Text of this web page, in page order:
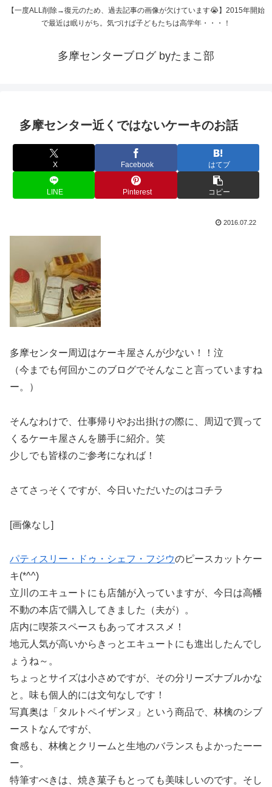
【一度ALL削除→復元のため、過去記事の画像が欠けています😭】2015年開始
で最近は眠りがち。気づけば子どもたちは高学年・・・！
多摩センターブログ byたまこ部
多摩センター近くではないケーキのお話
X Facebook はてブ
LINE Pinterest コピー
2016.07.22
多摩センター周辺はケーキ屋さんが少ない！！泣
（今までも何回かこのブログでそんなこと言っていますね
ー。）
そんなわけで、仕事帰りやお出掛けの際に、周辺で買って
くるケーキ屋さんを勝手に紹介。笑
少しでも皆様のご参考になれば！
さてさっそくですが、今日いただいたのはコチラ
[画像なし]
パティスリー・ドゥ・シェフ・フジウのピースカットケー
キ(*^^)
立川のエキュートにも店舗が入っていますが、今日は高幡
不動の本店で購入してきました（夫が）。
店内に喫茶スペースもあってオススメ！
地元人気が高いからきっとエキュートにも進出したんでし
ょうね～。
ちょっとサイズは小さめですが、その分リーズナブルかな
と。味も個人的には文句なしです！
写真奥は「タルトペイザンヌ」という商品で、林檎のシブ
ーストなんですが、
食感も、林檎とクリームと生地のバランスもよかったーー
ー。
特筆すべきは、焼き菓子もとっても美味しいのです。そし